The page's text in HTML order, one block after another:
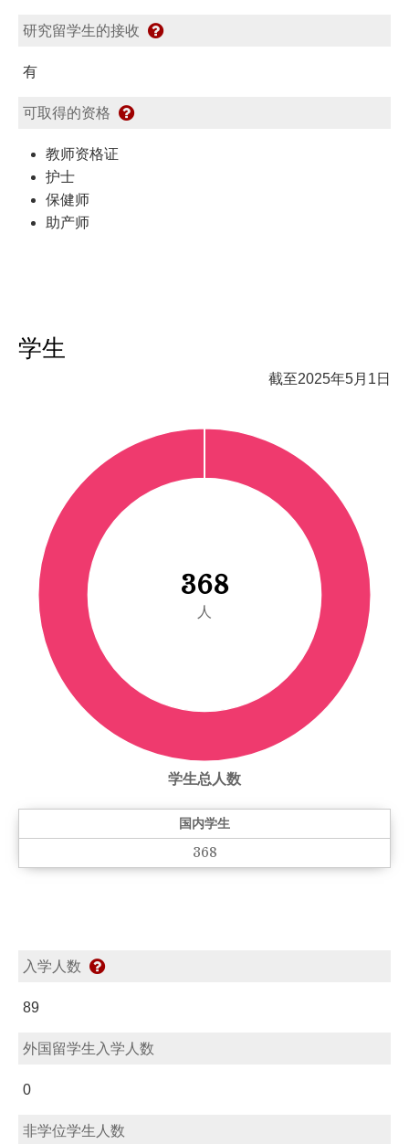
研究留学生的接收
有
可取得的资格
教师资格证
护士
保健师
助产师
学生
截至2025年5月1日
368
人
学生总人数
国内学生
368
入学人数
89
外国留学生入学人数
0
非学位学生人数